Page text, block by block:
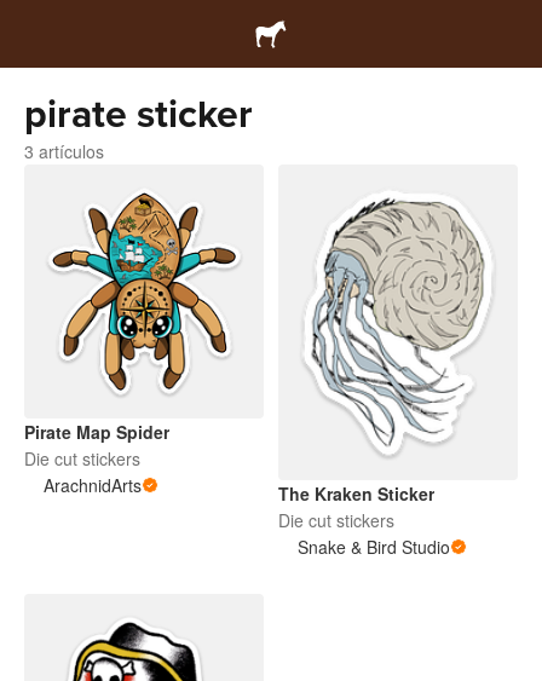
pirate sticker
3 artículos
Pirate Map Spider
Die cut stickers
ArachnidArts
The Kraken Sticker
Die cut stickers
Snake & Bird Studio